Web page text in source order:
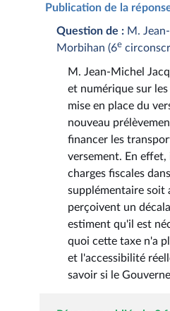
Publication de la
Question de : M.
Morbihan (6e
M. Jean-Michel
et numérique sur
mise en place du
nouveau
financer les
versement. En
charges fiscales
supplémentaire soit
perçoivent un
estiment qu'il est
quoi cette taxe n'a
et l'accessibilité
savoir si le